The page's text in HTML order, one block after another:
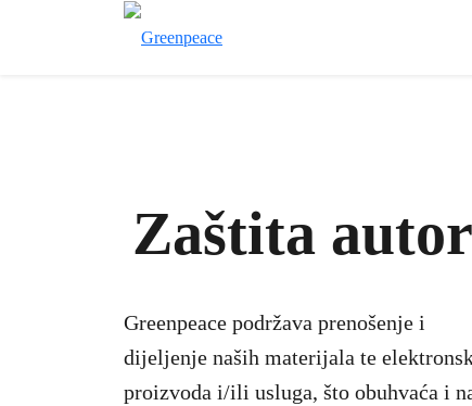
Zaštita
Greenpeace podržava prenošenje i
dijeljenje naših materijala te
proizvoda i/ili usluga, što obuhvaća i